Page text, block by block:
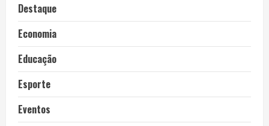
Destaque
Economia
Educação
Esporte
Eventos